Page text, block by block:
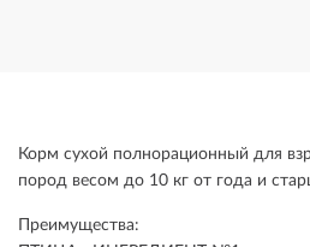
Корм сухой полнорационный для
пород весом до 10 кг от года и
Преимущества: